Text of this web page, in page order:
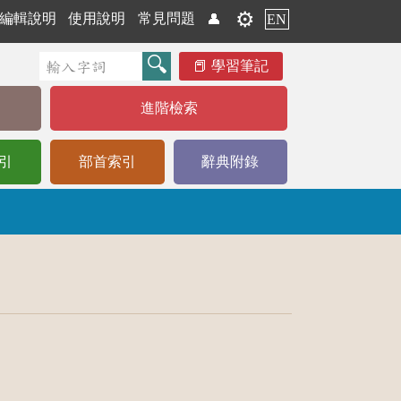
編輯說明 使用說明 常見問題 👤 ⚙️ EN
學習筆記
進階檢索
部首索引 辭典附錄